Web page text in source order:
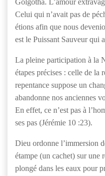
Golgotha. L’amour
Celui qui n’avait pas de
étions afin que nous
est le Puissant Sauveur qui
La pleine participation à la
étapes précises : celle de la
repentance suppose un
abandonne nos anciennes
En effet, ce n’est pas à
ses pas (Jérémie 10 :23).
Dieu ordonne l’immersion
étampe (un cachet) sur une
plongé dans les eaux pour